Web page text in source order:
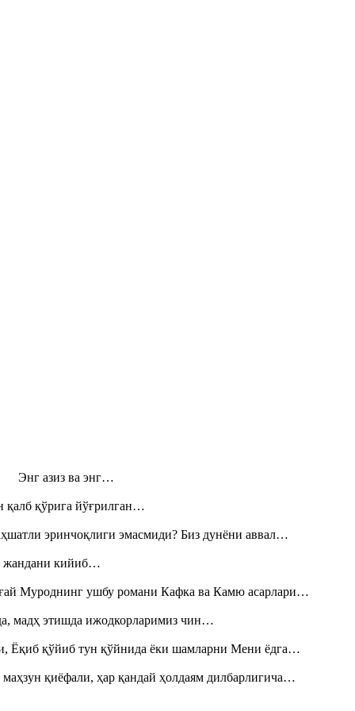
Энг азиз ва энг…
қалб қўрига йўғрилган…
эринчоқлиги эмасмиди? Биз дунёни аввал…
жандани кийиб…
Муроднинг ушбу романи Кафка ва Камю асарлари…
мадҳ этишда ижодкорларимиз чин…
Ёқиб қўйиб тун қўйнида ёки шамларни Мени ёдга…
қиёфали, ҳар қандай ҳолдаям дилбарлигича…